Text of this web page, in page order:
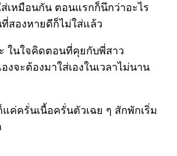
เหมือนกัน ตอนแรกก็นึกว่าอะไร
สองหายดีก็ไม่ใส่แล้ว
ในใจคิดตอนที่คุยกับพี่สาว
งจะต้องมาใส่เองในเวลาไม่นาน
ค่ครั่นเนื้อครั่นตัวเฉย ๆ สักพักเริ่ม